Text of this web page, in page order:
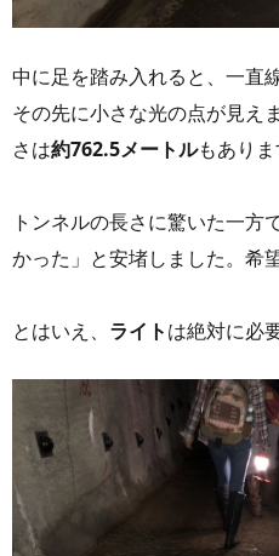
中に足を踏み入れると、一直
その先に小さな光の点が見え
さは約762.5メートルもありま
トンネルの長さに驚いた一方
かった」と安堵しました。希
とはいえ、 ライトは絶対に必